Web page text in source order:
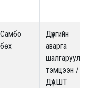
Самбо
бөх
Дүүргийн
аварга
шалгаруулах
тэмцээн /
ДүАШТ